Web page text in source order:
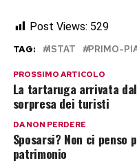
Post Views: 529
TAG: ISTAT PRIMO-
PROSSIMO ARTICOLO
La tartaruga arrivata
sorpresa dei turisti
DA NON PERDERE
Sposarsi? Non ci
patrimonio